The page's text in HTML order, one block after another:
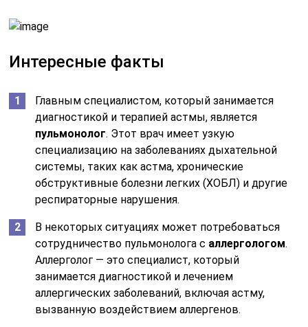
Интересные факты
Главным специалистом, который занимается
диагностикой и терапией астмы, является
пульмонолог. Этот врач имеет узкую
специализацию на заболеваниях дыхательной
системы, таких как астма, хронические
обструктивные болезни легких (ХОБЛ) и другие
респираторные нарушения.
В некоторых ситуациях может потребоваться
сотрудничество пульмонолога с аллергологом.
Аллерголог — это специалист, который
занимается диагностикой и лечением
аллергических заболеваний, включая астму,
вызванную воздействием аллергенов.